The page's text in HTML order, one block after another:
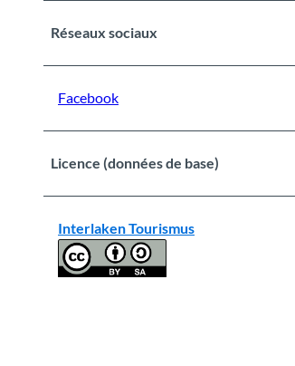
Réseaux sociaux
Facebook
Licence (données de base)
Interlaken Tourismus